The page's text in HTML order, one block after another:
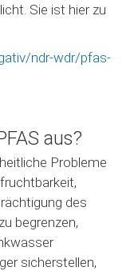
Sie ist hier zu
ndr-wdr/pfas-
aus?
Probleme
des
begrenzen,
sicherstellen,